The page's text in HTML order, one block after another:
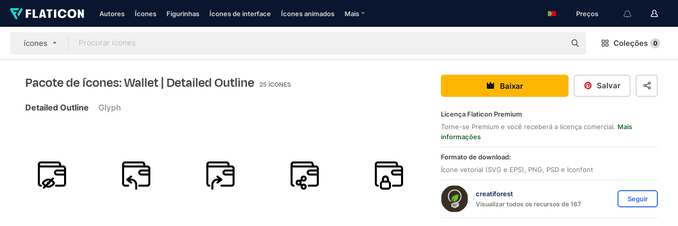
Autores Ícones Figurinhas Ícones de interface Ícones animados Mais Preços
ícones Coleções 0
Pacote de ícones: Wallet| Detailed Outline 25 ÍCONES
Detailed Outline Glyph
Baixar Salvar
Licença Flaticon Premium
Torne-se Premium e você receberá a licença comercial. Mais
informações
Formato de download:
Ícone vetorial (SVG e EPS), PNG, PSD e Iconfont
creatiforest
Visualizar todos os recursos de 167
Seguir